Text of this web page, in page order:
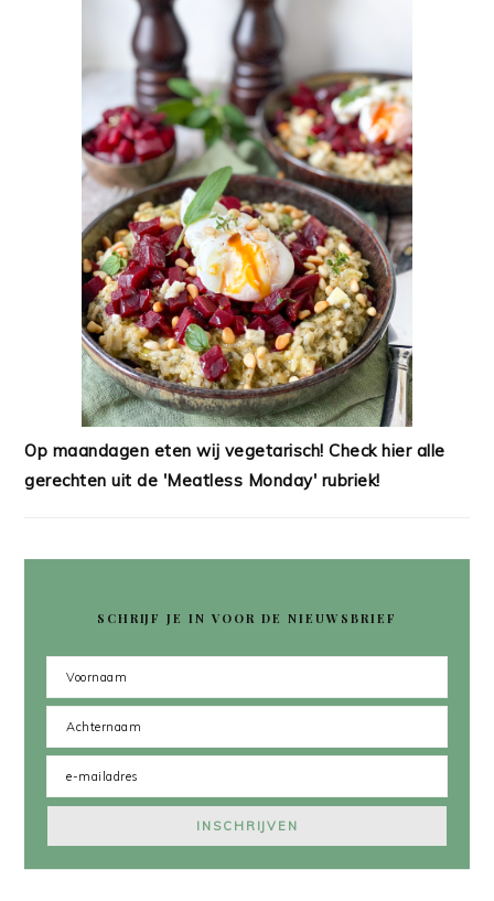
Op maandagen eten wij vegetarisch! Check hier alle
gerechten uit de 'Meatless Monday' rubriek!
SCHRIJF JE IN VOOR DE NIEUWSBRIEF